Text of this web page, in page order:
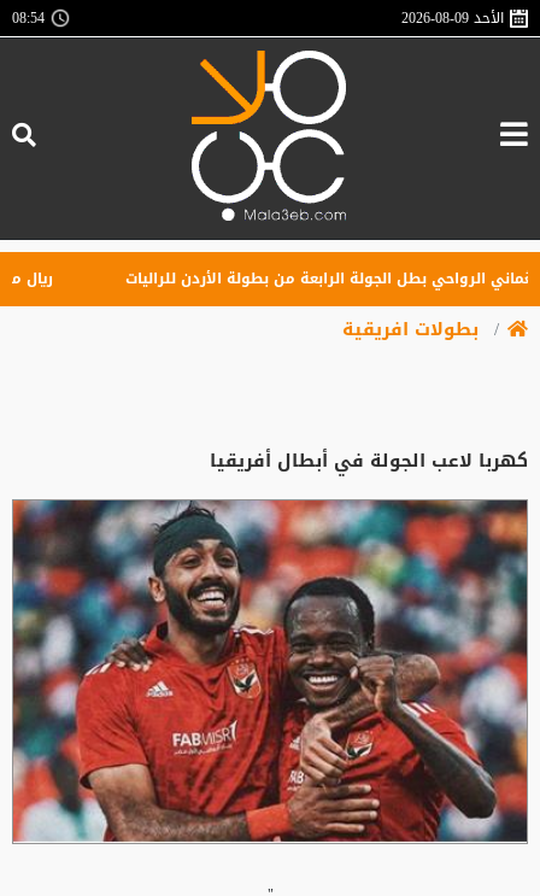
الأحد2026-08-09
08:54
الرواحي بطل الجولة الرابعة من بطولة الأردن للراليات ريال
بطولات افريقية
كهربا لاعب الجولة في أبطال أفريقيا